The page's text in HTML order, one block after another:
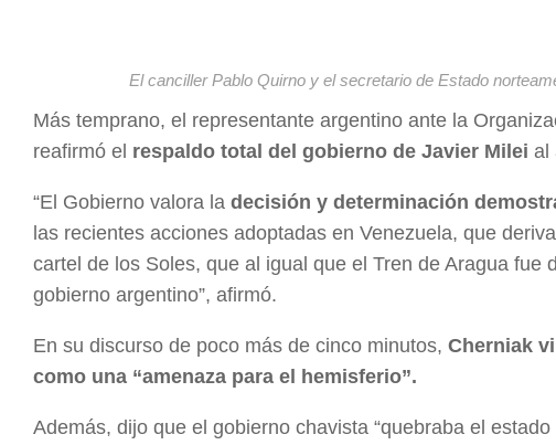
El canciller Pablo Quirno y el secretario de Estado
Más temprano, el representante argentino ante la
reafirmó el respaldo total del gobierno de Javier Milei al
“El Gobierno valora la decisión y determinación
las recientes acciones adoptadas en Venezuela, que
cartel de los Soles, que al igual que el Tren de Aragua
gobierno argentino”, afirmó.
En su discurso de poco más de cinco minutos, Cherniak
como una “amenaza para el hemisferio”.
Además, dijo que el gobierno chavista “quebraba el